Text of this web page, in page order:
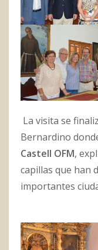
La visita se
Bernardino
Castell OFM,
capillas que han
importantes